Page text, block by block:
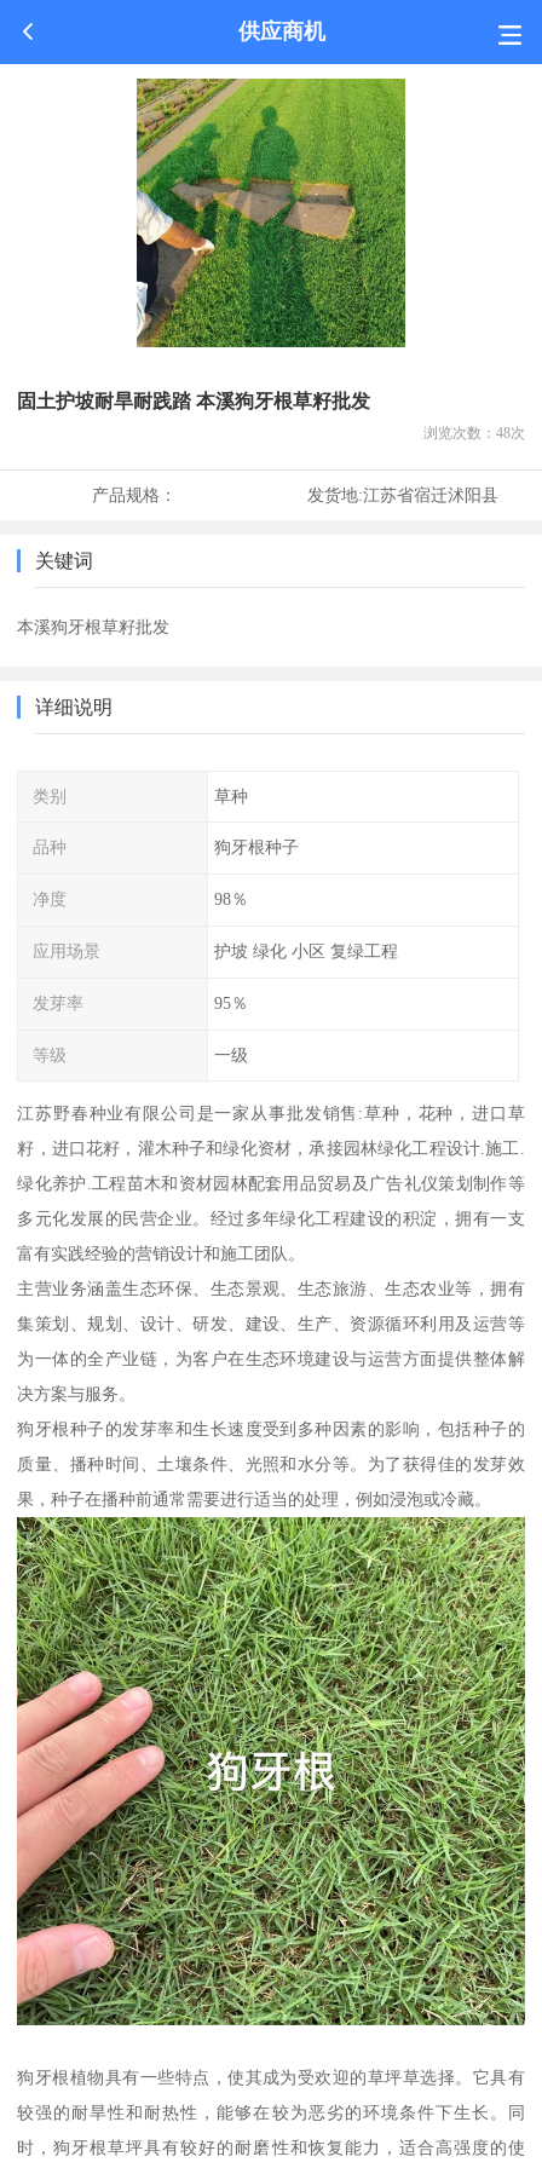
供应商机
固土护坡耐旱耐践踏 本溪狗牙根草籽批发
浏览次数： 48次
产品规格： 发货地:江苏省宿迁沭阳县
关键词
本溪狗牙根草籽批发
详细说明
类别 草种
品种 狗牙根种子
净度 98％
应用场景 护坡 绿化 小区 复绿工程
发芽率 95％
等级 一级
江苏野春种业有限公司是一家从事批发销售:草种，花种，进口草
籽，进口花籽，灌木种子和绿化资材，承接园林绿化工程设计.施工.
绿化养护.工程苗木和资材园林配套用品贸易及广告礼仪策划制作等
多元化发展的民营企业。经过多年绿化工程建设的积淀，拥有一支
富有实践经验的营销设计和施工团队。
主营业务涵盖生态环保、生态景观、生态旅游、生态农业等，拥有
集策划、规划、设计、研发、建设、生产、资源循环利用及运营等
为一体的全产业链，为客户在生态环境建设与运营方面提供整体解
决方案与服务。
狗牙根种子的发芽率和生长速度受到多种因素的影响，包括种子的
质量、播种时间、土壤条件、光照和水分等。为了获得佳的发芽效
果，种子在播种前通常需要进行适当的处理，例如浸泡或冷藏。
狗牙根植物具有一些特点，使其成为受欢迎的草坪草选择。它具有
较强的耐旱性和耐热性，能够在较为恶劣的环境条件下生长。同
时，狗牙根草坪具有较好的耐磨性和恢复能力，适合高强度的使